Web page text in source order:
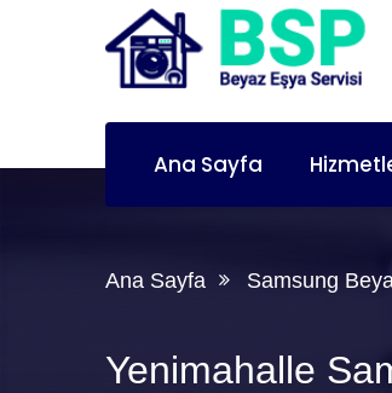
Ana Sayfa
Ana Sayfa Samsung
Yenimahalle